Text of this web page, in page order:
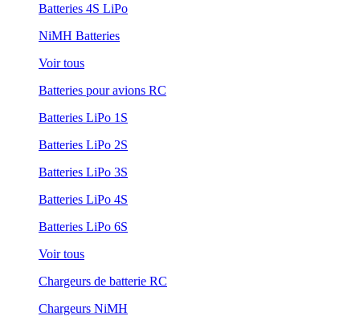
Batteries 4S LiPo
NiMH Batteries
Voir tous
Batteries pour avions RC
Batteries LiPo 1S
Batteries LiPo 2S
Batteries LiPo 3S
Batteries LiPo 4S
Batteries LiPo 6S
Voir tous
Chargeurs de batterie RC
Chargeurs NiMH